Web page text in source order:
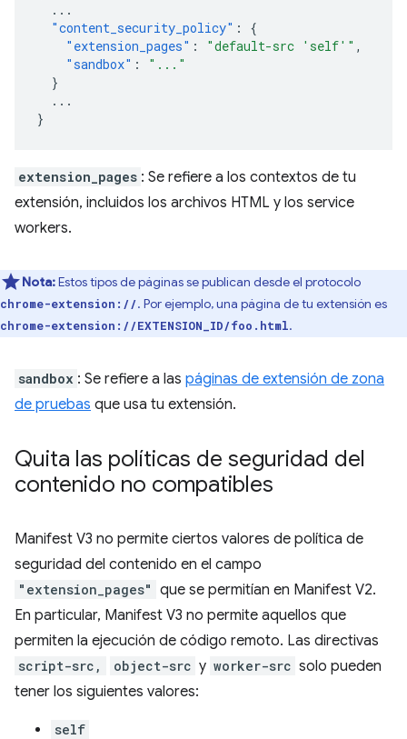
...
"content_security_policy" :
{
"extension_pages" : "default-src 'self'" ,
"sandbox" :
"..."
}
...
}
extension_pages : Se refiere a los contextos de tu
extensión, incluidos los archivos HTML y los service
workers.
Nota:Estos tipos de páginas se publican desde el protocolo
chrome-extension://. Por ejemplo, una página de tu extensión es
chrome-extension://EXTENSION_ID/foo.html.
sandbox : Se refiere a las páginas de extensión de zona
de pruebas que usa tu extensión.
Quita las políticas de seguridad del
contenido no compatibles
Manifest V3 no permite ciertos valores de política de
seguridad del contenido en el campo
"extension_pages" que se permitían en Manifest V2.
En particular, Manifest V3 no permite aquellos que
permiten la ejecución de código remoto. Las directivas
script-src, object-src y worker-src solo pueden
tener los siguientes valores:
self